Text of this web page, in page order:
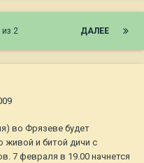
ДАЛЕЕ
из 2
во Фрязеве будет
живой и битой дичи с
7 февраля в 19.00 начнется